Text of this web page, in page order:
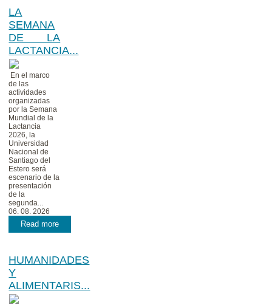
LA
SEMANA
DE LA
LACTANCIA...
En el marco
de las
actividades
organizadas
por la Semana
Mundial de la
Lactancia
2026, la
Universidad
Nacional de
Santiago del
Estero será
escenario de la
presentación
de la
segunda...
06. 08. 2026
Read more
HUMANIDADES
Y
ALIMENTARIS...